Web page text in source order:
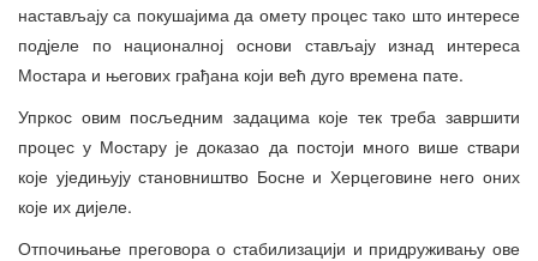
настављају са покушајима да омету процес тако што интересе
подјеле по националној основи стављају изнад интереса
Мостара и његових грађана који већ дуго времена пате.
Упркос овим посљедним задацима које тек треба завршити
процес у Мостару је доказао да постоји много више ствари
које уједињују становништво Босне и Херцеговине него оних
које их дијеле.
Отпочињање преговора о стабилизацији и придруживању ове